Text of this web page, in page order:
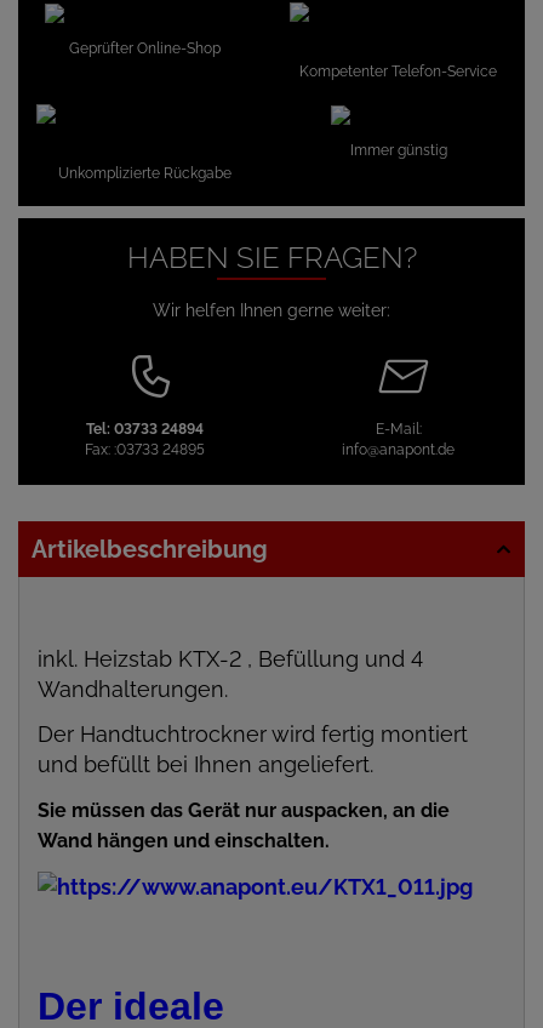
Geprüfter Online-Shop
Kompetenter Telefon-Service
Unkomplizierte Rückgabe
Immer günstig
HABEN SIE FRAGEN?
Wir helfen Ihnen gerne weiter:
Tel: 03733 24894
Fax: :03733 24895
E-Mail:
info@anapont.de
Artikelbeschreibung
inkl. Heizstab KTX-2 , Befüllung und 4
Wandhalterungen.
Der Handtuchtrockner wird fertig montiert
und befüllt bei Ihnen angeliefert.
Sie müssen das Gerät nur auspacken, an die
Wand hängen und einschalten.
Der ideale